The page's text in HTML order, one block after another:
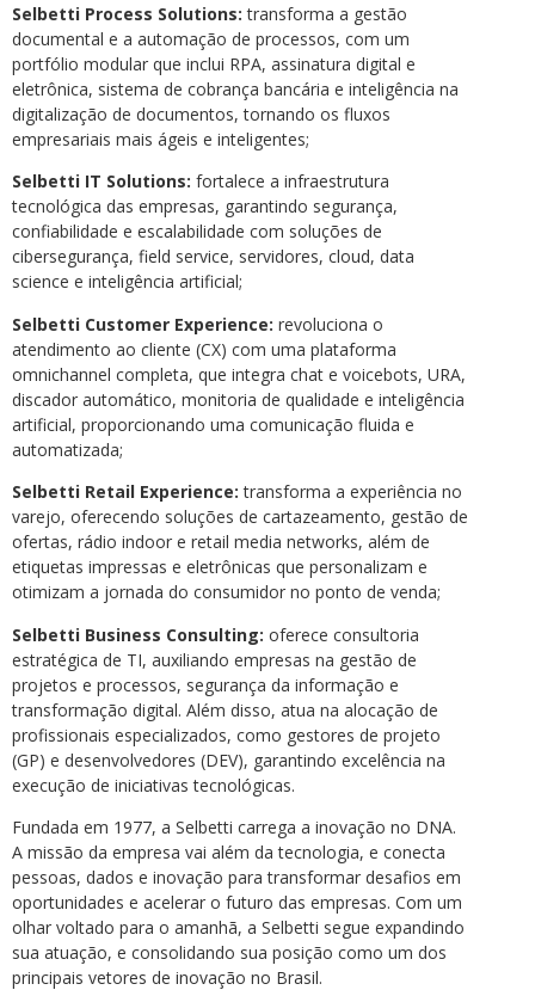
Selbetti Process Solutions: transforma a gestão
documental e a automação de processos, com um
portfólio modular que inclui RPA, assinatura digital e
eletrônica, sistema de cobrança bancária e inteligência na
digitalização de documentos, tornando os fluxos
empresariais mais ágeis e inteligentes;
Selbetti IT Solutions: fortalece a infraestrutura
tecnológica das empresas, garantindo segurança,
confiabilidade e escalabilidade com soluções de
cibersegurança, field service, servidores, cloud, data
science e inteligência artificial;
Selbetti Customer Experience: revoluciona o
atendimento ao cliente (CX) com uma plataforma
omnichannel completa, que integra chat e voicebots, URA,
discador automático, monitoria de qualidade e inteligência
artificial, proporcionando uma comunicação fluida e
automatizada;
Selbetti Retail Experience: transforma a experiência no
varejo, oferecendo soluções de cartazeamento, gestão de
ofertas, rádio indoor e retail media networks, além de
etiquetas impressas e eletrônicas que personalizam e
otimizam a jornada do consumidor no ponto de venda;
Selbetti Business Consulting: oferece consultoria
estratégica de TI, auxiliando empresas na gestão de
projetos e processos, segurança da informação e
transformação digital. Além disso, atua na alocação de
profissionais especializados, como gestores de projeto
(GP) e desenvolvedores (DEV), garantindo excelência na
execução de iniciativas tecnológicas.
Fundada em 1977, a Selbetti carrega a inovação no DNA.
A missão da empresa vai além da tecnologia, e conecta
pessoas, dados e inovação para transformar desafios em
oportunidades e acelerar o futuro das empresas. Com um
olhar voltado para o amanhã, a Selbetti segue expandindo
sua atuação, e consolidando sua posição como um dos
principais vetores de inovação no Brasil.